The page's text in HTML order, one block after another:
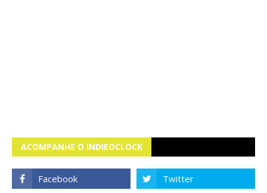
ACOMPANHE O INDIEOCLOCK